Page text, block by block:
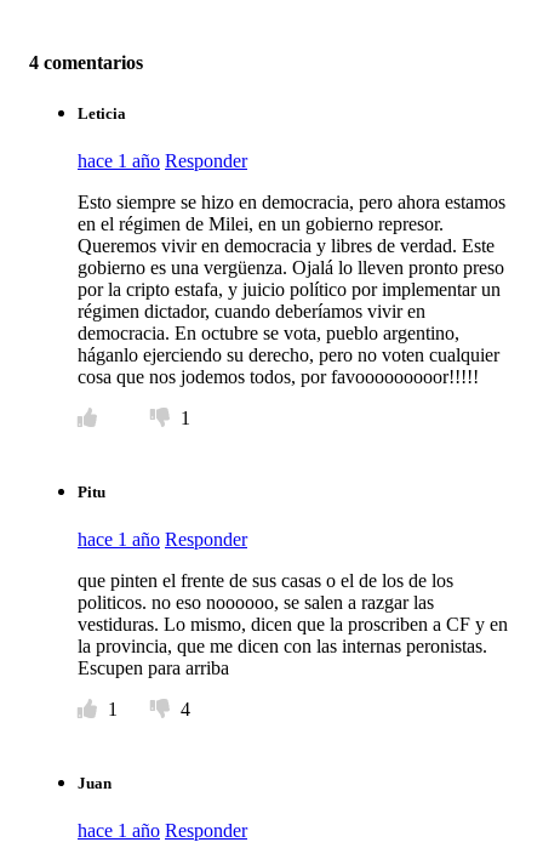
4 comentarios
Leticia
hace 1 año Responder
Esto siempre se hizo en democracia, pero ahora estamos
en el régimen de Milei, en un gobierno represor.
Queremos vivir en democracia y libres de verdad. Este
gobierno es una vergüenza. Ojalá lo lleven pronto preso
por la cripto estafa, y juicio político por implementar un
régimen dictador, cuando deberíamos vivir en
democracia. En octubre se vota, pueblo argentino,
háganlo ejerciendo su derecho, pero no voten cualquier
cosa que nos jodemos todos, por favooooooooor!!!!!
1
Pitu
hace 1 año Responder
que pinten el frente de sus casas o el de los de los
politicos. no eso noooooo, se salen a razgar las
vestiduras. Lo mismo, dicen que la proscriben a CF y en
la provincia, que me dicen con las internas peronistas.
Escupen para arriba
1
4
Juan
hace 1 año Responder